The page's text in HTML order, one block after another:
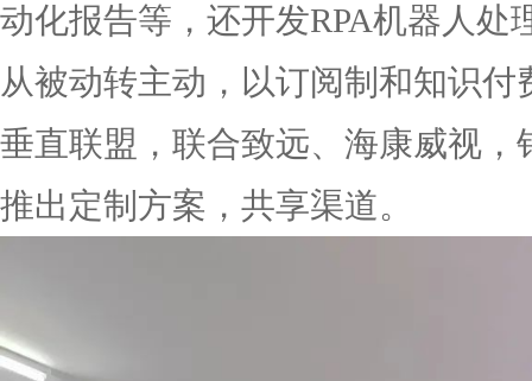
动化报告等，还开发RPA机器人
从被动转主动，以订阅制和知识
垂直联盟，联合致远、海康威视
推出定制方案，共享渠道。